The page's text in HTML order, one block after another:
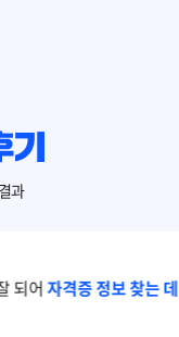
과
되어자격증 정보 찾는 데